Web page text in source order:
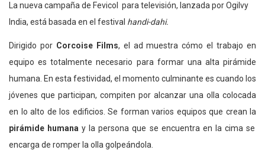
La nueva campaña de Fevicol para televisión, lanzada por Ogilvy
India, está basada en el festival handi-dahi.
Dirigido por Corcoise Films, el ad muestra cómo el trabajo en
equipo es totalmente necesario para formar una alta pirámide
humana. En esta festividad, el momento culminante es cuando los
jóvenes que participan, compiten por alcanzar una olla colocada
en lo alto de los edificios. Se forman varios equipos que crean la
pirámide humana y la persona que se encuentra en la cima se
encarga de romper la olla golpeándola.